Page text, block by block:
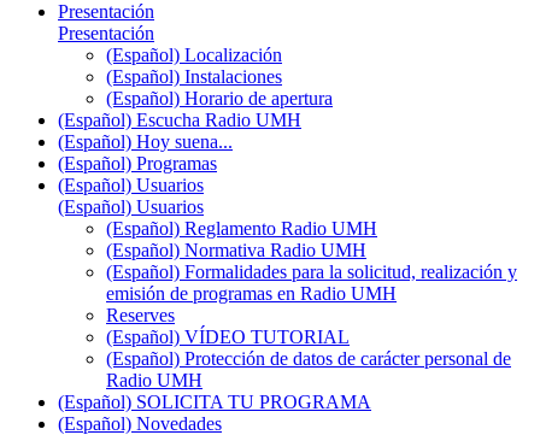
Presentación
Presentación
(Español) Localización
(Español) Instalaciones
(Español) Horario de apertura
(Español) Escucha Radio UMH
(Español) Hoy suena...
(Español) Programas
(Español) Usuarios
(Español) Usuarios
(Español) Reglamento Radio UMH
(Español) Normativa Radio UMH
(Español) Formalidades para la solicitud, realización y
emisión de programas en Radio UMH
Reserves
(Español) VÍDEO TUTORIAL
(Español) Protección de datos de carácter personal de
Radio UMH
(Español) SOLICITA TU PROGRAMA
(Español) Novedades